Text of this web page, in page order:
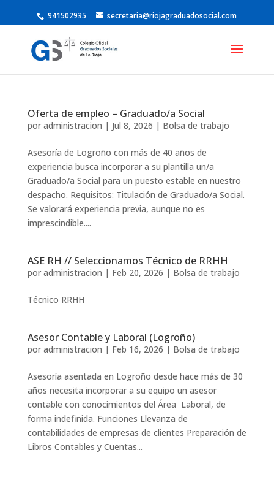
941502935 secretaria@riojagraduadosocial.com
Oferta de empleo – Graduado/a Social
por administracion | Jul 8, 2026 | Bolsa de trabajo
Asesoría de Logroño con más de 40 años de
experiencia busca incorporar a su plantilla un/a
Graduado/a Social para un puesto estable en nuestro
despacho. Requisitos: Titulación de Graduado/a Social.
Se valorará experiencia previa, aunque no es
imprescindible....
ASE RH // Seleccionamos Técnico de RRHH
por administracion | Feb 20, 2026 | Bolsa de trabajo
Técnico RRHH
Asesor Contable y Laboral (Logroño)
por administracion | Feb 16, 2026 | Bolsa de trabajo
Asesoría asentada en Logroño desde hace más de 30
años necesita incorporar a su equipo un asesor
contable con conocimientos del Área Laboral, de
forma indefinida. Funciones Llevanza de
contabilidades de empresas de clientes Preparación de
Libros Contables y Cuentas...